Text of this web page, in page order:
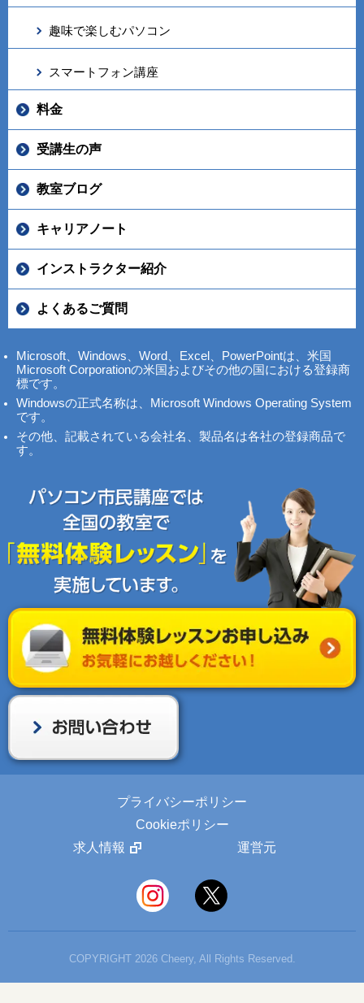
趣味で楽しむパソコン
スマートフォン講座
料金
受講生の声
教室ブログ
キャリアノート
インストラクター紹介
よくあるご質問
Microsoft、Windows、Word、Excel、PowerPointは、米国
Microsoft Corporationの米国およびその他の国における登録商
標です。
Windowsの正式名称は、Microsoft Windows Operating System
です。
その他、記載されている会社名、製品名は各社の登録商品で
す。
プライバシーポリシー
Cookieポリシー
求人情報
運営元
COPYRIGHT 2026 Cheery, All Rights Reserved.